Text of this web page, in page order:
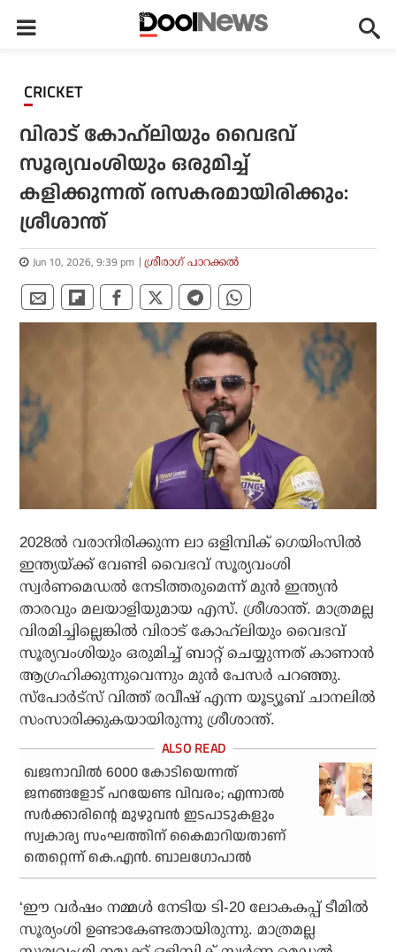
CRICKET
വിരാട് കോഹ്‌ലിയും വൈഭവ്
സൂര്യവംശിയും ഒരുമിച്ച്
കളിക്കുന്നത് രസകരമായിരിക്കും:
ശ്രീശാന്ത്
Jun 10, 2026, 9:39 pm ശ്രീരാഗ് പാറക്കല്‍
2028ല്‍ വരാനിരിക്കുന്ന ലാ ഒളിമ്പിക് ഗെയിംസില്‍
ഇന്ത്യയ്ക്ക് വേണ്ടി വൈഭവ് സൂര്യവംശി
സ്വര്‍ണമെഡല്‍ നേടിത്തരുമെന്ന് മുന്‍ ഇന്ത്യന്‍
താരവും മലയാളിയുമായ എസ്. ശ്രീശാന്ത്. മാത്രമല്ല
വിരമിച്ചില്ലെങ്കില്‍ വിരാട് കോഹ്‌ലിയും വൈഭവ്
സൂര്യവംശിയും ഒരുമിച്ച് ബാറ്റ് ചെയ്യുന്നത് കാണാന്‍
ആഗ്രഹിക്കുന്നുവെന്നും മുന്‍ പേസര്‍ പറഞ്ഞു.
സ്‌പോര്‍ട്സ് വിത്ത് രവീഷ് എന്ന യൂട്യൂബ് ചാനലില്‍
സംസാരിക്കുകയായിരുന്നു ശ്രീശാന്ത്.
ഖജനാവില്‍ 6000 കോടിയെന്നത്
ജനങ്ങളോട് പറയേണ്ട വിവരം; എന്നാല്‍
സര്‍ക്കാരിന്റെ മുഴുവന്‍ ഇടപാടുകളും
സ്വകാര്യ സംഘത്തിന് കൈമാറിയതാണ്
തെറ്റെന്ന് കെ.എന്‍. ബാലഗോപാല്‍
‘ഈ വര്‍ഷം നമ്മള്‍ നേടിയ ടി-20 ലോകകപ്പ് ടീമില്‍
സൂര്യംശി ഉണ്ടാകേണ്ടതായിരുന്നു. മാത്രമല്ല